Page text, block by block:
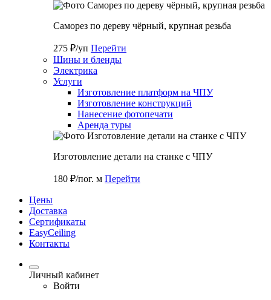
Саморез по дереву чёрный, крупная резьба
275 ₽/уп Перейти
Шины и бленды
Электрика
Услуги
Изготовление платформ на ЧПУ
Изготовление конструкций
Нанесение фотопечати
Аренда туры
Изготовление детали на станке с ЧПУ
180 ₽/пог. м Перейти
Цены
Доставка
Cертификаты
EasyCeiling
Контакты
Личный кабинет
Войти